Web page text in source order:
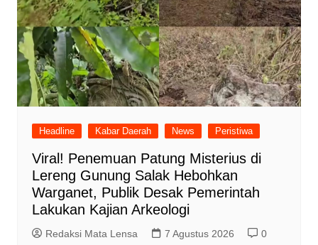
Headline Kabar Daerah News Peristiwa
Viral! Penemuan Patung Misterius di
Lereng Gunung Salak Hebohkan
Warganet, Publik Desak Pemerintah
Lakukan Kajian Arkeologi
Redaksi Mata Lensa 7 Agustus 2026 0